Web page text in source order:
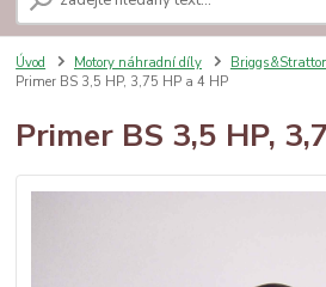
Úvod Motory náhradní díly
Primer BS 3,5 HP, 3,75 HP a 4 HP
Primer BS 3,5 HP,